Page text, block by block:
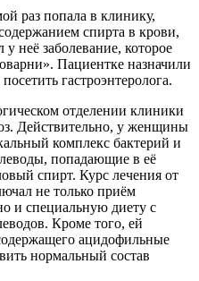
раз попала в клинику,
спирта в крови,
неё заболевание, которое
Пациентке назначили
гастроэнтеролога.
отделении клиники
Действительно, у женщины
комплекс бактерий и
попадающие в её
спирт. Курс лечения от
не только приём
и специальную диету с
Кроме того, ей
ацидофильные
нормальный состав